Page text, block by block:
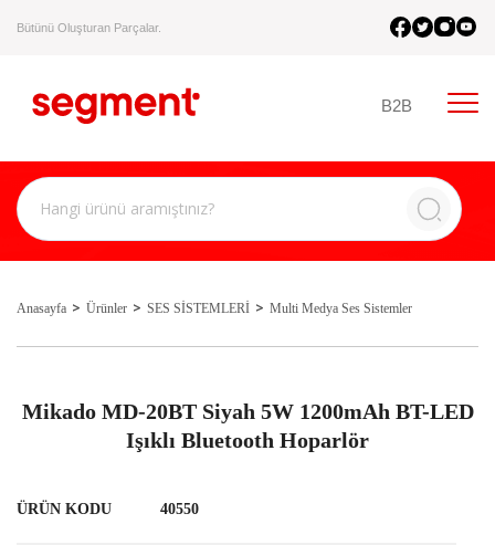
Bütünü Oluşturan Parçalar.
B2B
Anasayfa Ürünler SES SİSTEMLERİ Multi Medya Ses Sistemler
Mikado MD-20BT Siyah 5W 1200mAh BT-LED
Işıklı Bluetooth Hoparlör
ÜRÜN KODU 40550